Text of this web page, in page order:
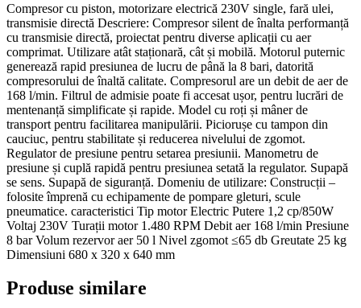
Compresor cu piston, motorizare electrică 230V single, fară ulei,
transmisie directă Descriere: Compresor silent de înalta performanță
cu transmisie directă, proiectat pentru diverse aplicații cu aer
comprimat. Utilizare atât staționară, cât și mobilă. Motorul puternic
generează rapid presiunea de lucru de până la 8 bari, datorită
compresorului de înaltă calitate. Compresorul are un debit de aer de
168 l/min. Filtrul de admisie poate fi accesat ușor, pentru lucrări de
mentenanță simplificate și rapide. Model cu roți și mâner de
transport pentru facilitarea manipulării. Piciorușe cu tampon din
cauciuc, pentru stabilitate și reducerea nivelului de zgomot.
Regulator de presiune pentru setarea presiunii. Manometru de
presiune și cuplă rapidă pentru presiunea setată la regulator. Supapă
se sens. Supapă de siguranță. Domeniu de utilizare: Construcții –
folosite împrenă cu echipamente de pompare gleturi, scule
pneumatice. caracteristici Tip motor Electric Putere 1,2 cp/850W
Voltaj 230V Turații motor 1.480 RPM Debit aer 168 l/min Presiune
8 bar Volum rezervor aer 50 l Nivel zgomot ≤65 db Greutate 25 kg
Dimensiuni 680 x 320 x 640 mm
Produse similare